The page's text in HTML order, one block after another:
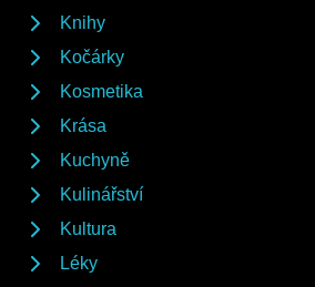
Knihy
Kočárky
Kosmetika
Krása
Kuchyně
Kulinářství
Kultura
Léky